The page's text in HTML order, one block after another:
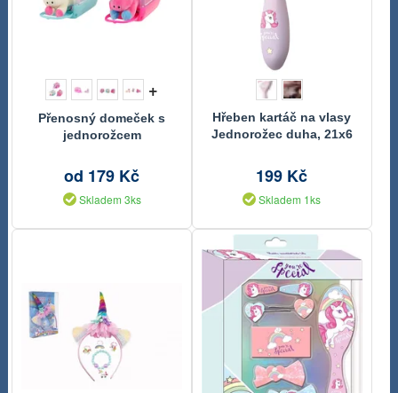
+
Přenosný domeček s
jednorožcem
od 179 Kč
Skladem 3ks
Hřeben kartáč na vlasy
Jednorožec duha, 21x6
199 Kč
Skladem 1ks